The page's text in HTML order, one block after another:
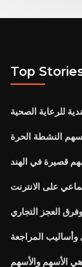
Top
للرعاية الصحية
النشطة الحرة
قصيرة في الهند
على الانترنت
العجز التجاري
وأساليب المراجعة
الأسهم والأسهم